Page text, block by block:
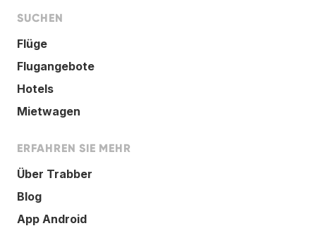
SUCHEN
Flüge
Flugangebote
Hotels
Mietwagen
ERFAHREN SIE MEHR
Über Trabber
Blog
App Android